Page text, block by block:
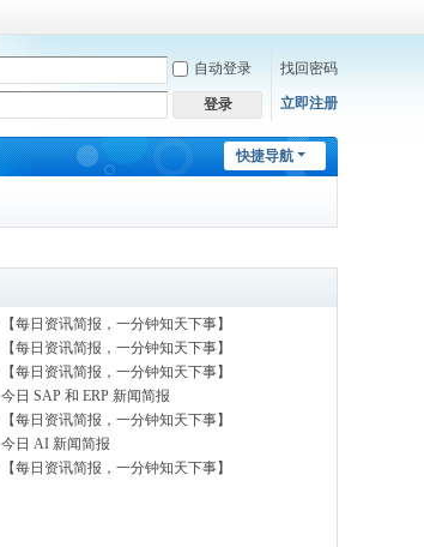
自动登录 找回密码
登录 立即注册
快捷导航
【每日资讯简报，一分钟知天下事】
【每日资讯简报，一分钟知天下事】
【每日资讯简报，一分钟知天下事】
今日 SAP 和 ERP 新闻简报
【每日资讯简报，一分钟知天下事】
今日 AI 新闻简报
【每日资讯简报，一分钟知天下事】